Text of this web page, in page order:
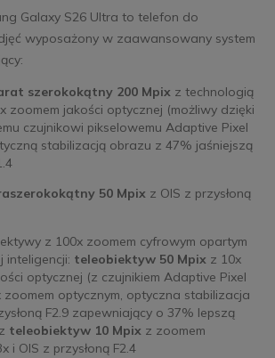
Galaxy S26 Ultra to telefon do
wyposażony w zaawansowany system
szerokokątny 200 Mpixz technologią
zoomem jakości optycznej (możliwy dzięki
czujnikowi pikselowemu Adaptive Pixel
stabilizacją obrazu z 47% jaśniejszą
50 Mpixz OIS z przysłoną
z 100x zoomem cyfrowym opartym
inteligencji: teleobiektyw 50 Mpixz 10x
optycznej (z czujnikiem Adaptive Pixel
zoomem optycznym, optyczna stabilizacja
F2.9 zapewniający o 37% lepszą
teleobiektyw 10 Mpixz zoomem
i OIS z przysłoną F2.4